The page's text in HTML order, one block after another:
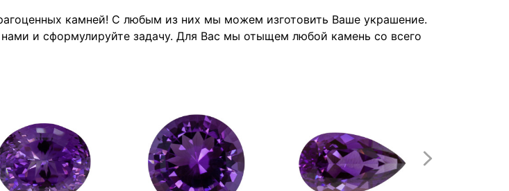
камней! С любым из них мы можем изготовить Ваше украшение.
и сформулируйте задачу. Для Вас мы отыщем любой камень со всего